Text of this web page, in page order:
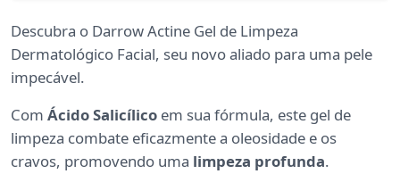
Descubra o Darrow Actine Gel de Limpeza
Dermatológico Facial, seu novo aliado para uma pele
impecável.
Com Ácido Salicílico em sua fórmula, este gel de
limpeza combate eficazmente a oleosidade e os
cravos, promovendo uma limpeza profunda.